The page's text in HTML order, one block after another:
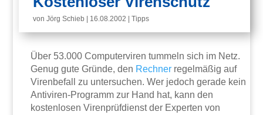
vonJörg Schieb 16.08.2002 |Tipps
Über 53.000 Computerviren tummeln sich im Netz.
Genug gute Gründe, den Rechner regelmäßig auf
Virenbefall zu untersuchen. Wer jedoch gerade kein
Antiviren-Programm zur Hand hat, kann den
kostenlosen Virenprüfdienst der Experten von